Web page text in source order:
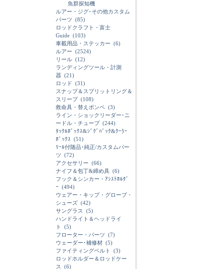
魚群探知機
ルアー・ジグ･その他カスタム
パーツ (85)
ロッドクラフト・富士
Guide (103)
車載用品・ステッカー (6)
ルアー (2524)
リール (12)
ランディングツール・計測
器 (21)
ロッド (31)
スナップ＆スプリットリング＆
スリーブ (108)
救命具・替えボンベ (3)
ライン・ショックリーダー･ニ
ードル・チューブ (244)
ﾀｯｸﾙﾎﾞｯｸｽ&ｼﾞｸﾞﾊﾞｯｸ&ｸｰﾗｰ
ﾎﾞｯｸｽ (51)
ﾘｰﾙ付随品･純正/カスタムパー
ツ (72)
アクセサリー (66)
ナイフ＆包丁&締め具 (6)
フック＆シンカー・ｱｼｽﾄﾎﾙﾀﾞ
ｰ (494)
ウェアー・キップ・グローブ・
シューズ (42)
サングラス
(5)
ハンドライト＆ヘッドライ
ト
(5)
フローター・パーツ (7)
ウェーダー･補修材 (5)
ファイティングベルト
(3)
ロッドホルダー＆ロッドケー
ス
(6)